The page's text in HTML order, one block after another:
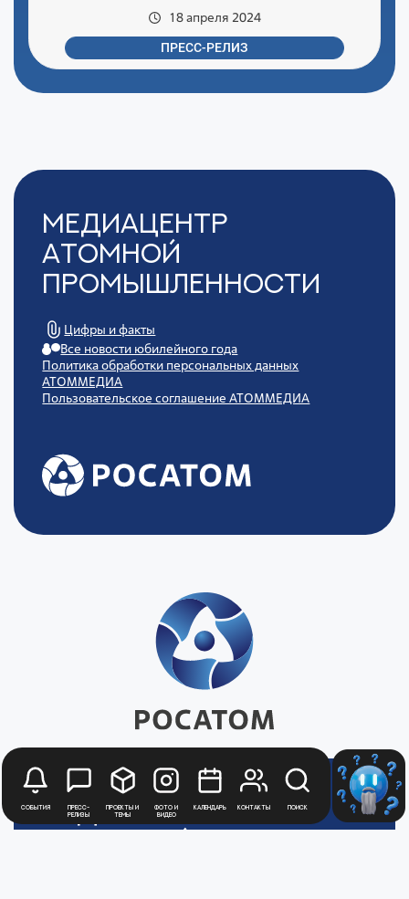
События
Пресс-
релизы
Проекты и
темы
Фото и
видео
Календарь Контакты Поиск
18 апреля 2024
ПРЕСС-РЕЛИЗ
Медиацентр
Атомной
Промышленности
Цифры и факты
Все новости юбилейного года
Политика обработки персональных данных
АТОММЕДИА
Пользовательское соглашение АТОММЕДИА
Будьте в курсе